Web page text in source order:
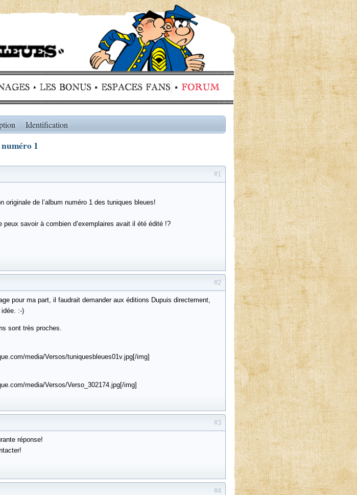
Identification
1
#1
originale de l’album numéro 1 des tuniques bleues!
peux savoir à combien d’exemplaires avait il été édité !?
#2
pour ma part, il faudrait demander aux éditions Dupuis directement,
:-)
sont très proches.
media/Versos/tuniquesbleues01v.jpg[/img]
media/Versos/Verso_302174.jpg[/img]
#3
réponse!
#4